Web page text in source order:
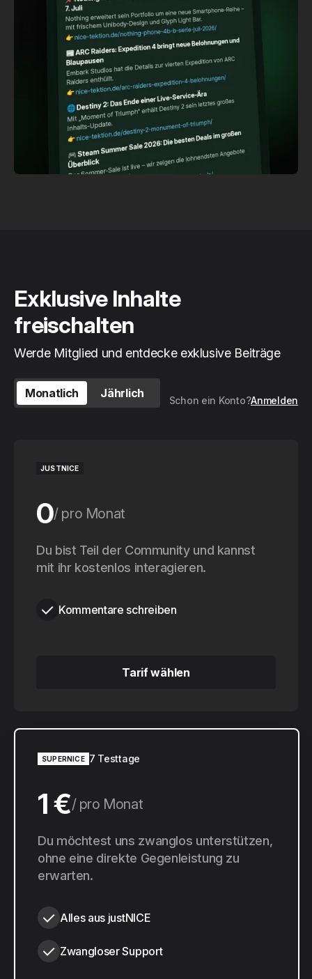
Exklusive Inhalte
freischalten
Werde Mitglied und entdecke exklusive Beiträge
Monatlich Jährlich
Schon ein Konto?Anmelden
JUSTNICE
0 pro Monat
0 pro Jahr
Du bist Teil der Community und kannst
mit ihr kostenlos interagieren.
Kommentare schreiben
Tarif wählen
SUPERNICE 7 Testtage
1 € pro Monat
10 € pro Jahr
Du möchtest uns zwanglos unterstützen,
ohne eine direkte Gegenleistung zu
erwarten.
Alles aus justNICE
Zwangloser Support